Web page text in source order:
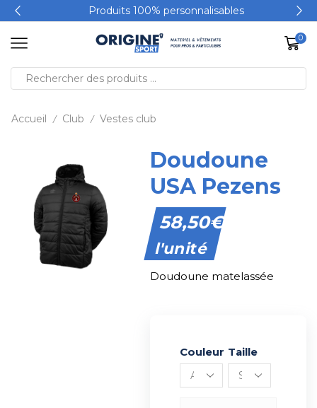
Produits 100% personnalisables
0
Accueil / Club / Vestes club
Doudoune
USA Pezens
58,50€
l'unité
Doudoune matelassée
Couleur Taille
Alternative: